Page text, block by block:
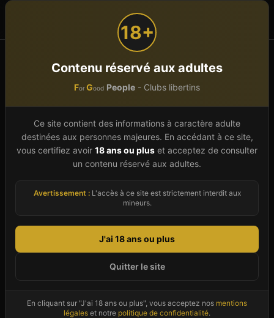
18+
Contenu réservé aux adultes
ForGood People - Clubs libertins
Ce site contient des informations à caractère adulte
destinées aux personnes majeures. En accédant à ce site,
vous certifiez avoir 18 ans ou plus et acceptez de consulter
un contenu réservé aux adultes.
Avertissement :L'accès à ce site est strictement interdit aux
mineurs.
J'ai 18 ans ou plus
Quitter le site
En cliquant sur "J'ai 18 ans ou plus", vous acceptez nos mentions
légales et notre politique de confidentialité.
Accueil Auvergne-Rhône-Alpes Savoie (73)
LE CLEO
Club Libertin ÀNANCES
Établissement vérifié
Grand Pré Auto A 43,73470 NANCES-
Donne ton avis (anonyme, sans inscription)
Images d'illustration